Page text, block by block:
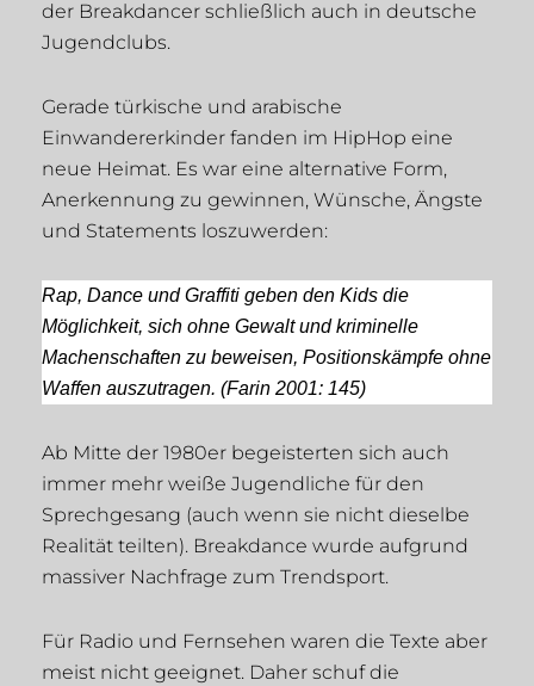
der Breakdancer schließlich auch in deutsche
Jugendclubs.
Gerade türkische und arabische
Einwandererkinder fanden im HipHop eine
neue Heimat. Es war eine alternative Form,
Anerkennung zu gewinnen, Wünsche, Ängste
und Statements loszuwerden:
Rap, Dance und Graffiti geben den Kids die
Möglichkeit, sich ohne Gewalt und kriminelle
Machenschaften zu beweisen, Positionskämpfe ohne
Waffen auszutragen. (Farin 2001: 145)
Ab Mitte der 1980er begeisterten sich auch
immer mehr weiße Jugendliche für den
Sprechgesang (auch wenn sie nicht dieselbe
Realität teilten). Breakdance wurde aufgrund
massiver Nachfrage zum Trendsport.
Für Radio und Fernsehen waren die Texte aber
meist nicht geeignet. Daher schuf die